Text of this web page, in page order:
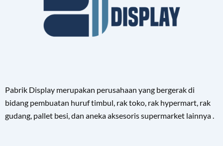
Pabrik Display merupakan perusahaan yang bergerak di
bidang pembuatan huruf timbul, rak toko, rak hypermart, rak
gudang, pallet besi, dan aneka aksesoris supermarket lainnya .